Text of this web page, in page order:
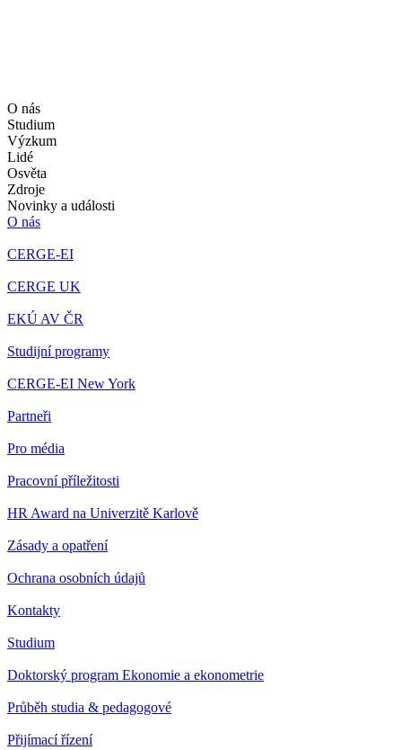
O nás
Studium
Výzkum
Lidé
Osvěta
Zdroje
Novinky a události
O nás
CERGE-EI
CERGE UK
EKÚ AV ČR
Studijní programy
CERGE-EI New York
Partneři
Pro média
Pracovní příležitosti
HR Award na Univerzitě Karlově
Zásady a opatření
Ochrana osobních údajů
Kontakty
Studium
Doktorský program Ekonomie a ekonometrie
Průběh studia & pedagogové
Přijímací řízení